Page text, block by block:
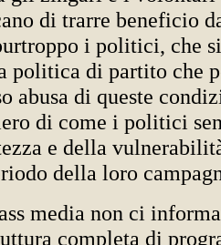
di trarre beneficio
i politici, che
politica di partito che
abusa di queste
di come i politici
e della
della loro
media non ci
completa di